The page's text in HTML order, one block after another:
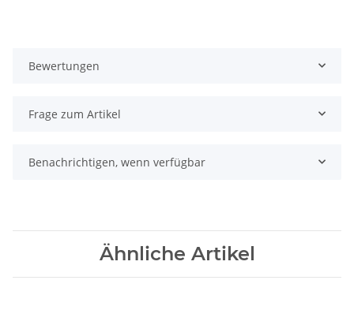
Bewertungen
Frage zum Artikel
Benachrichtigen, wenn verfügbar
Ähnliche Artikel